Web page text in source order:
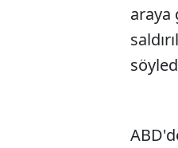
araya